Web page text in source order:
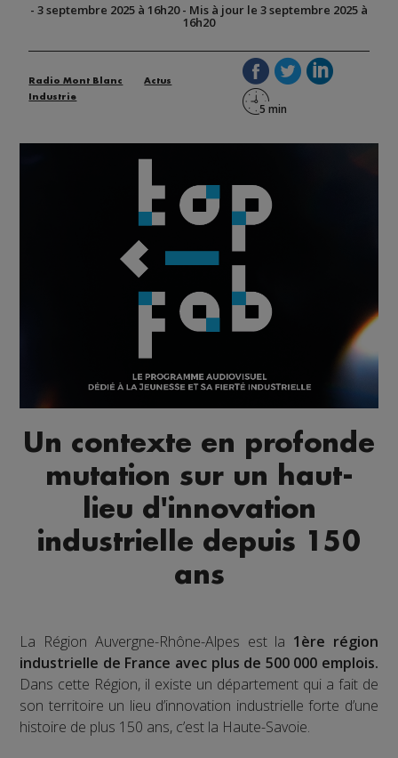
- 3 septembre 2025 à 16h20- Mis à jour le 3 septembre 2025 à
16h20
Radio Mont Blanc
Actus
Industrie
Un contexte en profonde
mutation sur un haut-
lieu d'innovation
industrielle depuis 150
ans
La Région Auvergne-Rhône-Alpes est la 1ère région
industrielle de France avec plus de 500 000 emplois.
Dans cette Région, il existe un département qui a fait de
son territoire un lieu d’innovation industrielle forte d’une
histoire de plus 150 ans, c’est la Haute-Savoie.